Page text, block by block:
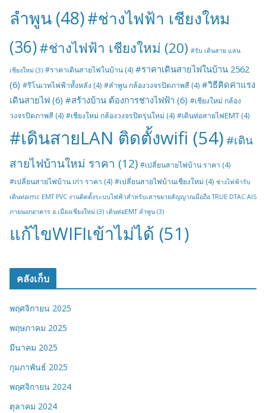
ลำพูน (48)#ช่างไฟฟ้า เชียงใหม
(36)#ช่างไฟฟ้า เชียงใหม่ (20) #รับ เดินสาย แลน
เชียงใหม่ (3) #ราคาเดินสายไฟในบ้าน (4) #ราคาเดินสายไฟในบ้าน 2562
(6) #รีโนเวทไฟฟ้าทั้งหลัง (4) #ลำพูน กล้องวงจรปิดภาพสี (4) #วิธีคิดค่าแรง
เดินสายไฟ (6) #สร้างบ้าน ต้องการช่างไฟฟ้า (6) #เชียงใหม่ กล้อง
วงจรปิดภาพสี (4) #เชียงใหม่ กล้องวงจรปิดรุ่นใหม่ (4) #เดินท่อสายไฟEMT (4)
#เดินสายLAN ติดตั้งwifi (54) #เดิน
สายไฟบ้านใหม่ ราคา (12) #เปลี่ยนสายไฟบ้าน ราคา (4)
#เปลี่ยนสายไฟบ้าน เก่า ราคา (4) #เปลี่ยนสายไฟบ้านเชียงใหม่ (4) ช่างไฟฟ้ารับ
เดินท่อimc EMT PVC งานติดตั้งระบบไฟฟ้าสำหรับเสาขยายสัญญาณมือถือ TRUE DTAC AIS
ภายนอกอาคาร อ.เมืองเชียงใหม่ (3) เดินท่อEMT ลำพูน (3)
แก้ไขWIFIเข้าไม่ได้ (51)
คลังเก็บ
พฤศจิกายน 2025
พฤษภาคม 2025
มีนาคม 2025
กุมภาพันธ์ 2025
พฤศจิกายน 2024
ตุลาคม 2024